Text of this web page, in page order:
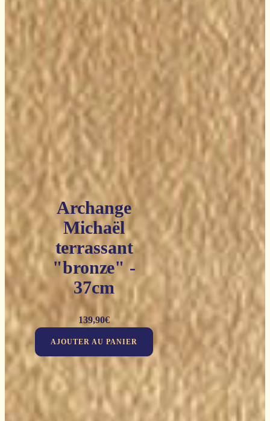
Archange
Michaël
terrassant
"bronze" -
37cm
139,90€
AJOUTER AU PANIER